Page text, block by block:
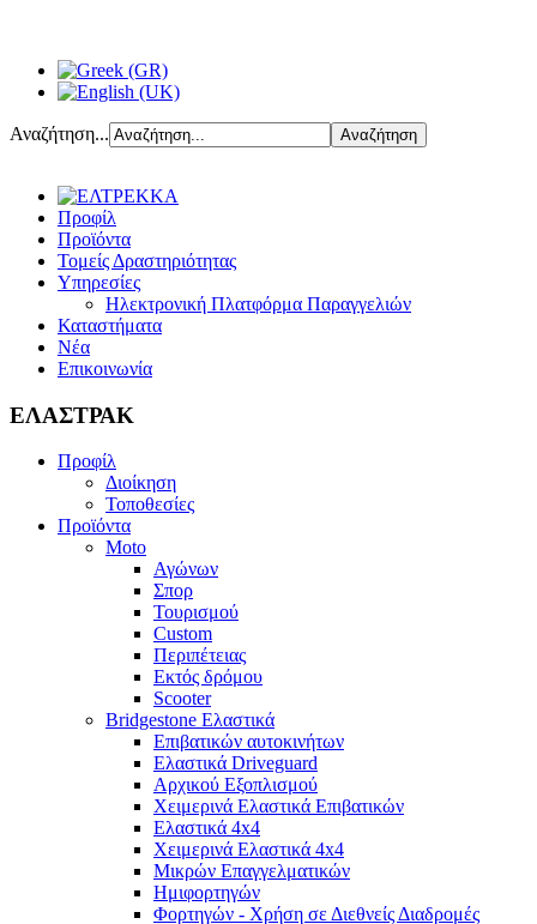
Αναζήτηση...
Προφίλ
Προϊόντα
Τομείς Δραστηριότητας
Υπηρεσίες
Ηλεκτρονική Πλατφόρμα Παραγγελιών
Καταστήματα
Νέα
Επικοινωνία
ΕΛΑΣΤΡΑΚ
Προφίλ
Διοίκηση
Τοποθεσίες
Προϊόντα
Moto
Αγώνων
Σπορ
Τουρισμού
Custom
Περιπέτειας
Εκτός δρόμου
Scooter
Bridgestone Ελαστικά
Επιβατικών αυτοκινήτων
Ελαστικά Driveguard
Αρχικού Εξοπλισμού
Χειμερινά Ελαστικά Επιβατικών
Ελαστικά 4x4
Χειμερινά Ελαστικά 4x4
Μικρών Επαγγελματικών
Ημιφορτηγών
Φορτηγών - Χρήση σε Διεθνείς Διαδρομές